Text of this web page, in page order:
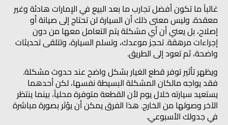
غالباً ما تكون أفضل تجارب ما بعد البيع في الإمارات هادئة وغير
معقدة. وليس معنى ذلك أن السيارة لن تحتاج إلى صيانة أو
إصلاح، بل يعني أن أي مشكلة يتم التعامل معها من دون
إجراءات مرهقة. تحجز موعدك، وتسلم السيارة، وتتلقى تحديثات
واضحة، ثم تعود إلى الطريق.
ويظهر تأثير توفر قطع الغيار بشكل واضح عند حدوث مشكلة.
فقد يواجه مالكان المشكلة البسيطة نفسها، لكن أحدهما
يستعيد سيارته خلال يوم لأن القطعة متوفرة محلياً، بينما ينتظر
الآخر وصولها من الخارج. هذا الفرق يمكن أن يؤثر بصورة مباشرة
في جدولك الأسبوعي.